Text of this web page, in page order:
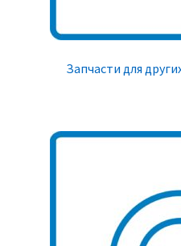
Запчасти для